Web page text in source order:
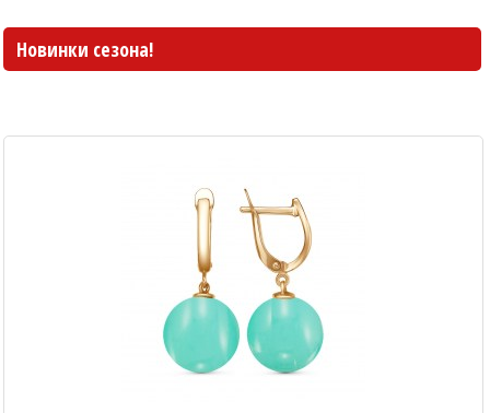
Новинки сезона!